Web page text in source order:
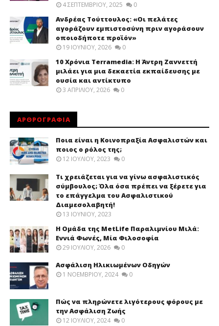
4 ΣΕΠΤΕΜΒΡΊΟΥ, 2025 0
Ανδρέας Τούττουλος: «Οι πελάτες
αγοράζουν εμπιστοσύνη πριν αγοράσουν
οποιοδήποτε προϊόν»
19 ΙΟΥΝΊΟΥ, 2026 0
10 Χρόνια Terramedia: Η Άντρη Ζαννεττή
μιλάει για μια δεκαετία εκπαίδευσης με
ουσία και αντίκτυπο
3 ΑΠΡΙΛΊΟΥ, 2026 0
ΑΡΘΡΟΓΡΑΦΙΑ
Ποια είναι η Κοινοπραξία Ασφαλιστών και
ποιος ο ρόλος της;
12 ΙΟΥΛΊΟΥ, 2023 0
Τι χρειάζεται για να γίνω ασφαλιστικός
σύμβουλος; Όλα όσα πρέπει να ξέρετε για
το επάγγελμα του Ασφαλιστικού
Διαμεσολαβητή!
13 ΙΟΥΝΊΟΥ, 2023
Η Ομάδα της MetLife Παραλιμνίου Μιλά:
Εννιά Φωνές, Μία Φιλοσοφία
29 ΙΟΥΛΊΟΥ, 2026 0
Ασφάλιση Ηλικιωμένων Οδηγών
1 ΝΟΕΜΒΡΊΟΥ, 2024 0
Πώς να πληρώνετε λιγότερους φόρους με
την Ασφάλιση Ζωής
12 ΙΟΥΛΊΟΥ, 2024 0